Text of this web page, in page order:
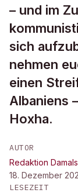
– und im
sich
nehmen
einen
Albaniens
Hoxha.
AUTOR
Redaktion Damals
18. Dezember
LESEZEIT